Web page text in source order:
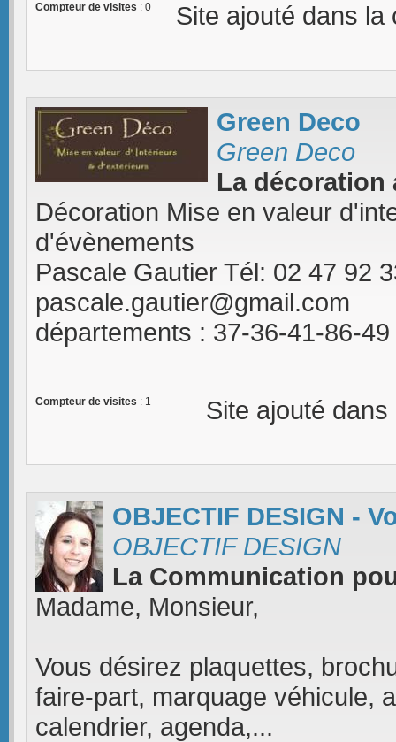
Compteur de visites : 0 Site ajouté dans
Green Deco
Green Deco
La décoration
Décoration Mise en valeur
d'évènements
Pascale Gautier Tél: 02 47 92
pascale.gautier@gmail.com
départements : 37-36-41-86-49
Compteur de visites : 1 Site ajouté
OBJECTIF DESIGN -
OBJECTIF DESIGN
La Communication
Madame, Monsieur,
Vous désirez plaquettes,
faire-part, marquage véhicule,
calendrier, agenda,...